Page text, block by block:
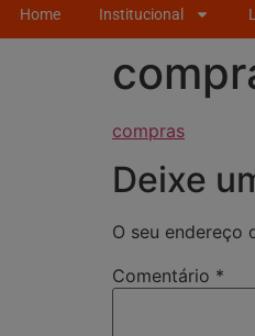
Home Institucional
compras
Deixe
O seu endereço
Comentário *